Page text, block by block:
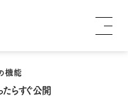
機能
らすぐ公開